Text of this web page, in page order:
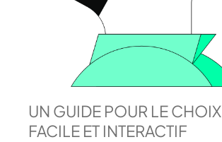
UN GUIDE POUR LE CHOIX
FACILE ET INTERACTIF